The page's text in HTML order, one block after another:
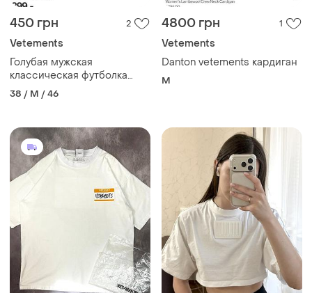
450 грн 2
Vetements
Голубая мужская
классическая футболка
поло jean paul vetements de
qualite 100% хлопок м
38 / M / 46
4800 грн 1
Vetements
Danton vetements кардиган
M